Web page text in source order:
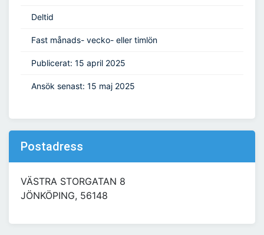
Deltid
Fast månads- vecko- eller timlön
Publicerat: 15 april 2025
Ansök senast: 15 maj 2025
Postadress
VÄSTRA STORGATAN 8
JÖNKÖPING, 56148